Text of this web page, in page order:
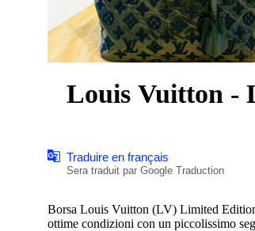
Louis Vuitton -
Traduire en français
Sera traduit par Google Traduction
Borsa Louis Vuitton (LV) Limited
ottime condizioni con un piccolissimo